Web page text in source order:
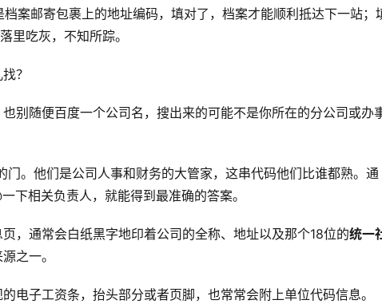
档案邮寄包裹上的地址编码，填对了，档案才能顺利抵达下一站；
里吃灰，不知所踪。
？
别随便百度一个公司名，搜出来的可能不是你所在的分公司或办
。他们是公司人事和财务的大管家，这串代码他们比谁都熟。通
下相关负责人，就能得到最准确的答案。
，通常会白纸黑字地印着公司的全称、地址以及那个18位的统一
之一。
电子工资条，抬头部分或者页脚，也常常会附上单位代码信息。